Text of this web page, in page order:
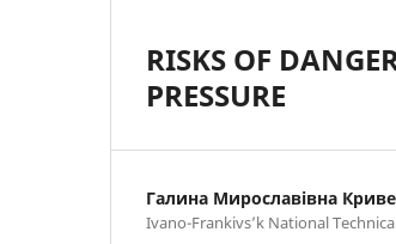
RISKS OF
PRESSURE
Галина Мирославівна
Ivano-Frankivs’k National